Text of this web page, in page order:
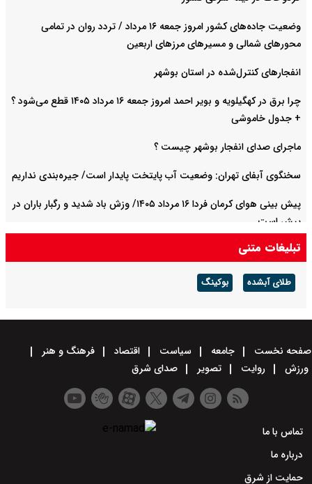
وضعیت جاده‌های کشور امروز جمعه ۱۶ مرداد / تردد روان در تمامی
محورهای شمالی و مسیرهای مرزهای اربعین
انفجارهای کنترل‌شده در استان بوشهر
چرا برق در کهگیلویه و بویر احمد امروز جمعه ۱۶ مرداد ۱۴۰۵ قطع می‌شود ؟
+ جدول خاموشی
ماجرای صدای انفجار بوشهر چیست ؟
سخنگوی آبفای تهران: وضعیت آب پایتخت پایدار است/ جیره‌بندی نداریم
پیش بینی هوای کرمان فردا ۱۶ مرداد ۱۴۰۵/ وزش باد شدید و رگبار باران در
پیش است
پیش بینی هوای چهارمحال و بختیاری فردا ۱۶ مرداد ۱۴۰۵/ گرما ادامه دارد
تبلیغات متنی
طلای آبشده بوکینگ
صفحه نخست جامعه سیاست اقتصاد
فرهنگ و هنر
ورزش
روایت تصویر صدای شرق
تماس با ما
درباره ما
حمایت از شرق